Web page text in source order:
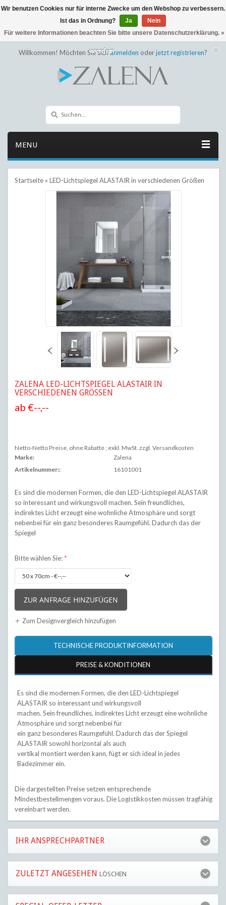
Willkommen! Möchten Sie sichanmelden oderjetzt registrieren?
MENU
Startseite» LED-Lichtspiegel ALASTAIR in verschiedenen Größen
ZALENA LED-LICHTSPIEGEL ALASTAIR IN
VERSCHIEDENEN GRÖSSEN
ab €--,--
Netto-Netto Preise, ohne Rabatte ; exkl. MwSt. zzgl. Versandkosten
Marke:
Zalena
Artikelnummer::
16101001
Es sind die modernen Formen, die den LED-Lichtspiegel ALASTAIR
so interessant und wirkungsvoll machen. Sein freundliches,
indirektes Licht erzeugt eine wohnliche Atmosphäre und sorgt
nebenbei für ein ganz besonderes Raumgefühl. Dadurch das der
Spiegel
Bitte wählen Sie: *
ZUR ANFRAGE HINZUFÜGEN
Zum Designvergleich hinzufügen
TECHNISCHE PRODUKTINFORMATION
PREISE & KONDITIONEN
Es sind die modernen Formen, die den LED-Lichtspiegel
ALASTAIR so interessant und wirkungsvoll
machen. Sein freundliches, indirektes Licht erzeugt eine wohnliche
Atmosphäre und sorgt nebenbei für
ein ganz besonderes Raumgefühl. Dadurch das der Spiegel
ALASTAIR sowohl horizontal als auch
vertikal montiert werden kann, fügt er sich ideal in jedes
Badezimmer ein.
Die dargestellten Preise setzen entsprechende
Mindestbestellmengen voraus. Die Logistikkosten müssen tragfähig
vereinbart werden.
IHR ANSPRECHPARTNER
ZULETZT ANGESEHEN LÖSCHEN
Wir benutzen Cookies nur für interne Zwecke um den Webshop zu verbessern.
Ist das in Ordnung?
Ja
Nein
Für weitere Informationen beachten Sie bitte unsere Datenschutzerklärung. »
← Zurück zum BackofficeDieser Shop befindet sich im Aufbau
Eventuell können nicht alle Bestellungen eingehalten oder erfüllt
werden.